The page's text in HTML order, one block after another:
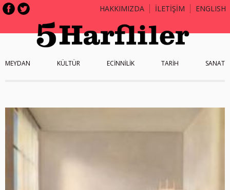
HAKKIMIZDA İLETİŞİM ENGLISH
MEYDAN KÜLTÜR ECİNNİLİK TARİH SANAT